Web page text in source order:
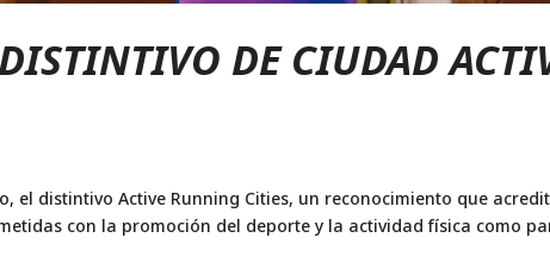
DE CIUDAD
el distintivo Active Running Cities, un reconocimiento que
con la promoción del deporte y la actividad física como